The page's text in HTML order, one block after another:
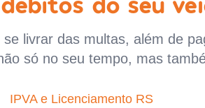
livrar das multas, além de
só no seu tempo, mas
IPVA e Licenciamento RS